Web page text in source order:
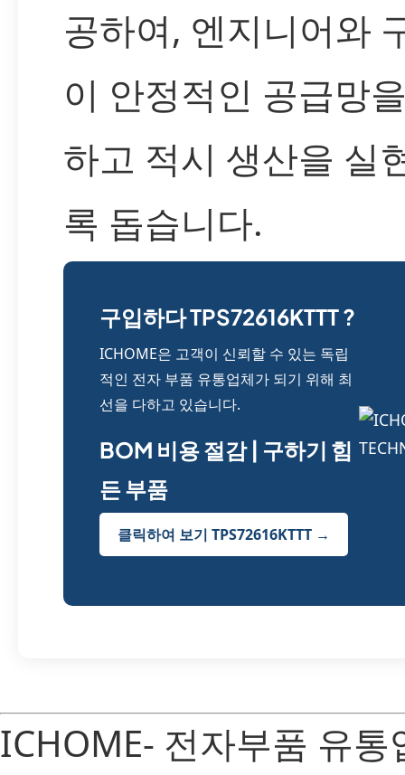
공하여, 엔지니어와
이 안정적인 공급망
하고 적시 생산을 실
록 돕습니다.
구입하다 TPS72616KTTT ?
ICHOME은 고객이 신뢰할 수 있는 독립
적인 전자 부품 유통업체가 되기 위해 최
선을 다하고 있습니다.
BOM 비용 절감 | 구하기 힘
든 부품
클릭하여 보기 TPS72616KTTT →
ICHOME- 전자부품 유